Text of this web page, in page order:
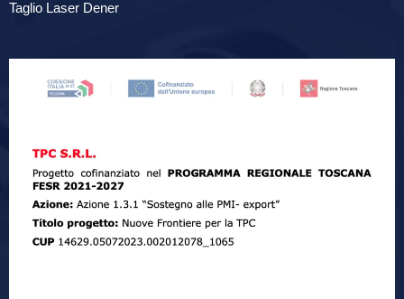
Taglio Laser Dener